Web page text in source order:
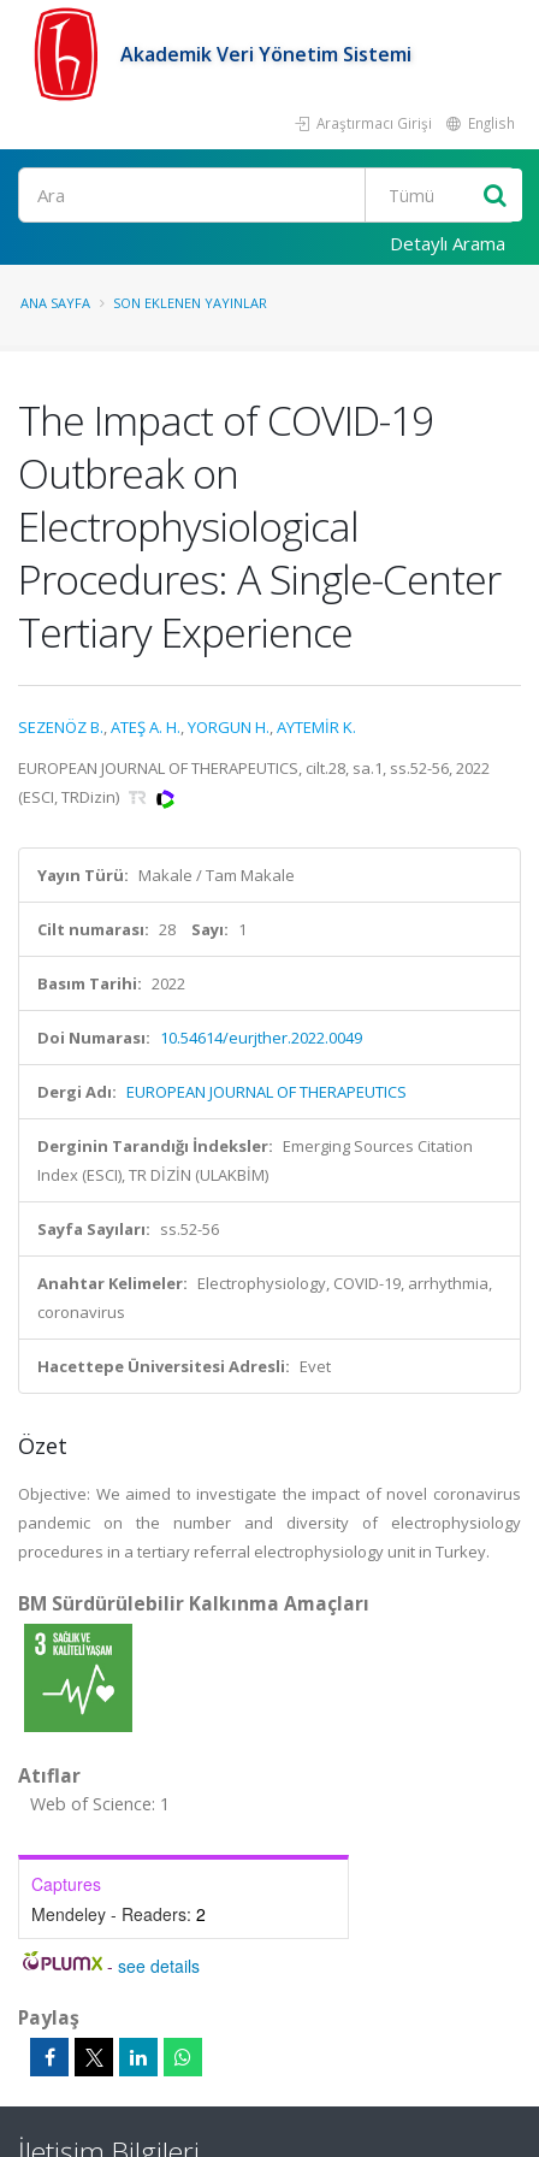
Akademik Veri Yönetim Sistemi
Araştırmacı Girişi English
Ara
Detaylı Arama
ANA SAYFA SON EKLENEN YAYINLAR
The Impact of COVID-19
Outbreak on
Electrophysiological
Procedures: A Single-Center
Tertiary Experience
SEZENÖZ B.,ATEŞ A. H.,YORGUN H.,AYTEMİR K.
EUROPEAN JOURNAL OF THERAPEUTICS, cilt.28, sa.1, ss.52-56, 2022
(ESCI, TRDizin)
Yayın Türü: Makale / Tam Makale
Cilt numarası: 28 Sayı: 1
Basım Tarihi: 2022
Doi Numarası: 10.54614/eurjther.2022.0049
Dergi Adı: EUROPEAN JOURNAL OF THERAPEUTICS
Derginin Tarandığı İndeksler: Emerging Sources Citation
Index (ESCI), TR DİZİN (ULAKBİM)
Sayfa Sayıları: ss.52-56
Anahtar Kelimeler: Electrophysiology, COVID-19, arrhythmia,
coronavirus
Hacettepe Üniversitesi Adresli: Evet
Özet
Objective: We aimed to investigate the impact of novel coronavirus
pandemic on the number and diversity of electrophysiology
procedures in a tertiary referral electrophysiology unit in Turkey.
BM Sürdürülebilir Kalkınma Amaçları
Atıflar
Web of Science: 1
Captures
Mendeley - Readers: 2
- see details
Paylaş